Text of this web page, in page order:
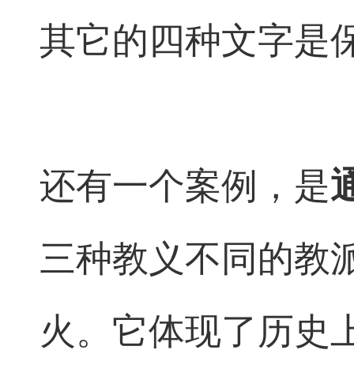
其它的四种文字是
还有一个案例，是
三种教义不同的教
火。它体现了历史